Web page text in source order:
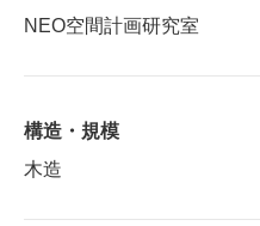
NEO空間計画研究室
構造・規模
木造